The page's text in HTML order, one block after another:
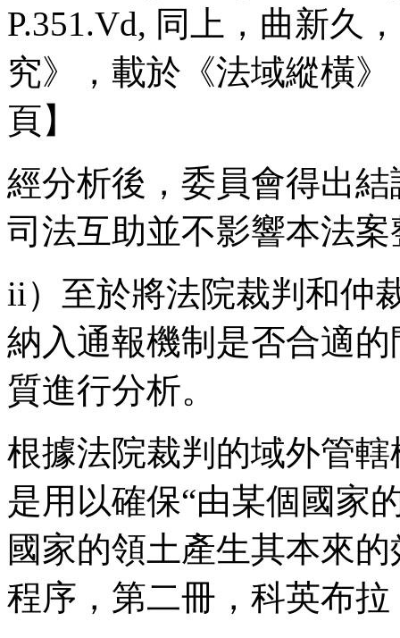
P.351.Vd, 同上，曲新久
究》，載於《法域縱橫
頁】
經分析後，委員會得出
司法互助並不影響本法
ii）至於將法院裁判和仲
納入通報機制是否合適
質進行分析。
根據法院裁判的域外管
是用以確保“由某個國家
國家的領土產生其本來的
程序，第二冊，科英布拉